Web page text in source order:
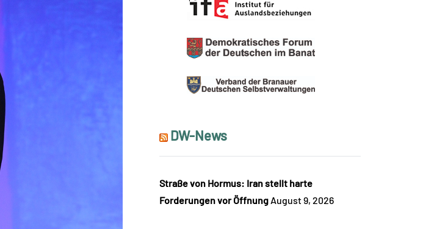
DW-News
Straße von Hormus: Iran stellt harte
Forderungen vor Öffnung August 9, 2026